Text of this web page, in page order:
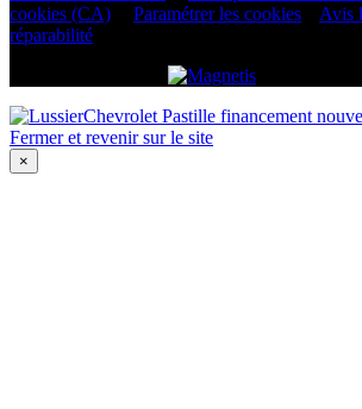
cookies (CA)
Paramétrer les cookies
Avis
réparabilité
Fermer et revenir sur le site
×